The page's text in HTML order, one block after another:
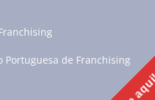
Portuguesa de Franchising